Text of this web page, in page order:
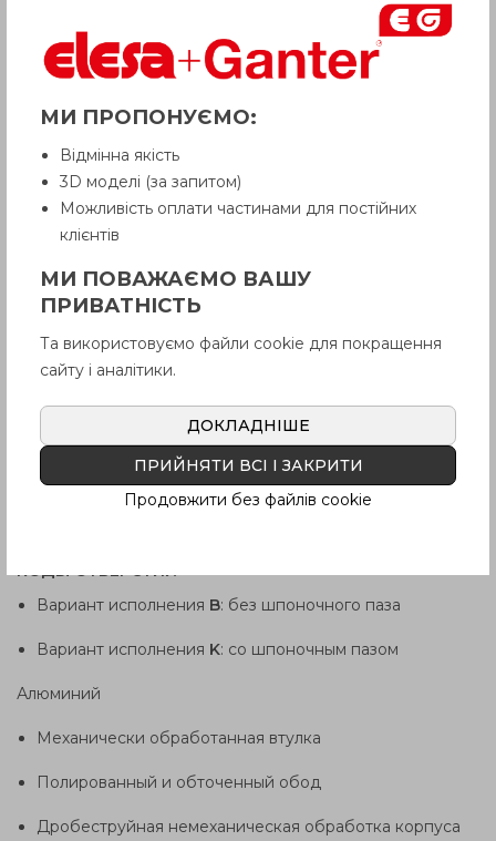
ХАРАКТЕРИСТИКИ
ТИП
КОДЫ ОТВЕРСТИЙ
Вариант исполнения B: без шпоночного паза
Вариант исполнения K: со шпоночным пазом
Алюминий
Механически обработанная втулка
Полированный и обточенный обод
Дробеструйная немеханическая обработка корпуса
МИ ПРОПОНУЄМО:
Відмінна якість
3D моделі (за запитом)
Можливість оплати частинами для постійних
клієнтів
МИ ПОВАЖАЄМО ВАШУ
ПРИВАТНІСТЬ
Та використовуємо файли cookie для покращення
сайту і аналітики.
ДОКЛАДНІШЕ
ПРИЙНЯТИ ВСІ І ЗАКРИТИ
Продовжити без файлів cookie